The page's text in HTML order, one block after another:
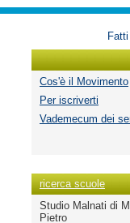
Cos'è il Movimento
Per iscriverti
Vademecum dei
ricerca scuole
Studio Malnati di
Pietro